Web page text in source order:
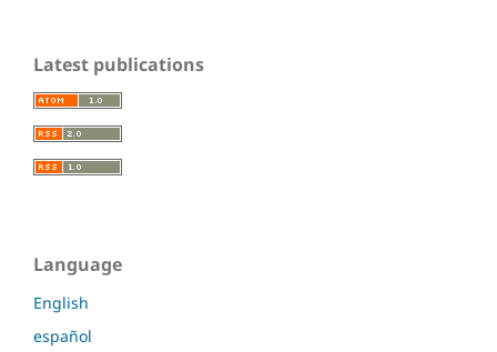
Latest publications
Language
English
español